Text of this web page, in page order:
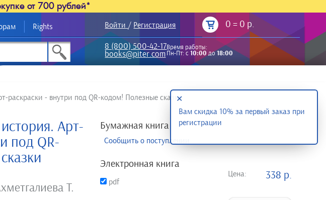
от 700 рублей*
Rights Войти / Регистрация 0 = 0 р.
8 (800) 500-42-17
books@piter.com
Время работы:
Пн-Пт: с10:00до18:00
раскраски - внутри под QR-кодом! Полезные сказки
Арт-
под QR-
Т.
Бумажная книга
Сообщить о поступлении
Электронная книга
pdf
Цена: 338 р.
Вам скидка 10% за первый заказ при
регистрации
✕